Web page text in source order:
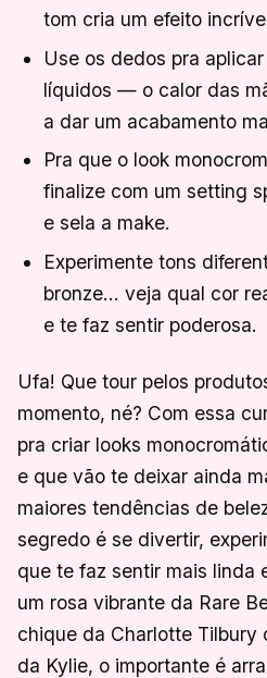
tom cria um efeito
Use os dedos pra
líquidos — o calor das
a dar um acabamento
Pra que o look
finalize com um setting
e sela a make.
Experimente tons
bronze… veja qual cor
e te faz sentir poderosa.
Ufa! Que tour pelos
momento, né? Com essa
pra criar looks
e que vão te deixar ainda
maiores tendências de
segredo é se divertir,
que te faz sentir mais linda
um rosa vibrante da Rare
chique da Charlotte Tilbury
da Kylie, o importante é